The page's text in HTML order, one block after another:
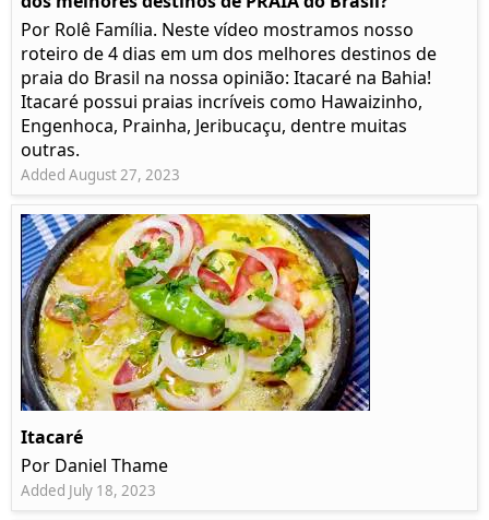
Por Rolê Família. Neste vídeo mostramos nosso
roteiro de 4 dias em um dos melhores destinos de
praia do Brasil na nossa opinião: Itacaré na Bahia!
Itacaré possui praias incríveis como Hawaizinho,
Engenhoca, Prainha, Jeribucaçu, dentre muitas
outras.
Added August 27, 2023
Itacaré
Por Daniel Thame
Added July 18, 2023